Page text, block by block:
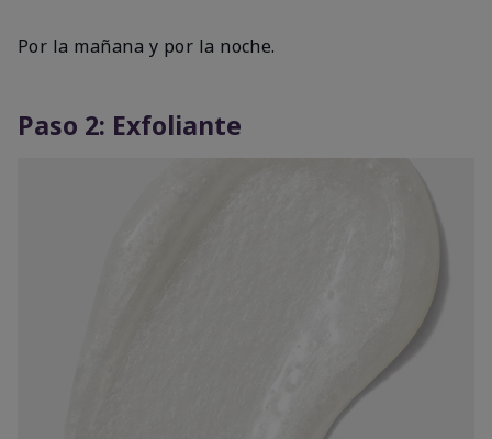
Por la mañana y por la noche.
Paso 2: Exfoliante